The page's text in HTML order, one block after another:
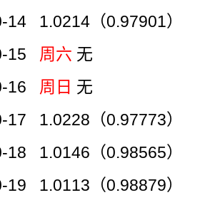
14 1.0214（0.97901）
15 周六 无
16 周日 无
17 1.0228（0.97773）
18 1.0146（0.98565）
19 1.0113（0.98879）